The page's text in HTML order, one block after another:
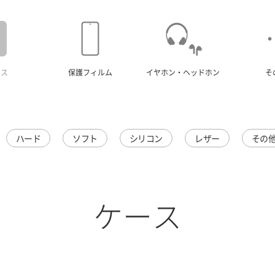
保護フィルム イヤホン・ヘッドホン そ
ハード ソフト シリコン レザー その
ケース